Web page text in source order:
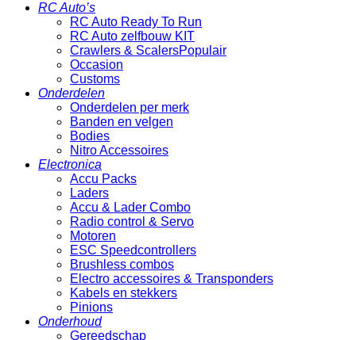
RC Auto’s
RC Auto Ready To Run
RC Auto zelfbouw KIT
Crawlers & Scalers
Occasion
Customs
Onderdelen
Onderdelen per merk
Banden en velgen
Bodies
Nitro Accessoires
Electronica
Accu Packs
Laders
Accu & Lader Combo
Radio control & Servo
Motoren
ESC Speedcontrollers
Brushless combos
Electro accessoires & Transponders
Kabels en stekkers
Pinions
Onderhoud
Gereedschap